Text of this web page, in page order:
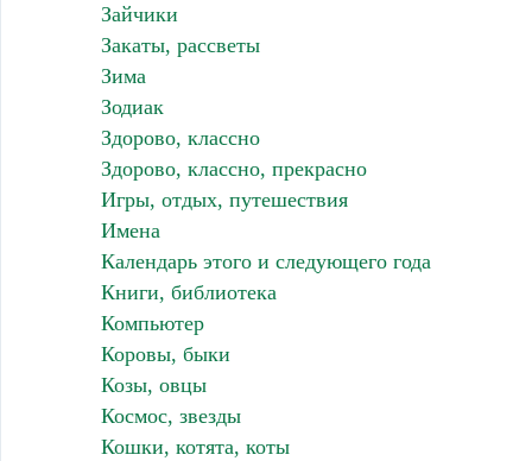
Зайчики
Закаты, рассветы
Зима
Зодиак
Здорово, классно
Здорово, классно, прекрасно
Игры, отдых, путешествия
Имена
Календарь этого и следующего года
Книги, библиотека
Компьютер
Коровы, быки
Козы, овцы
Космос, звезды
Кошки, котята, коты